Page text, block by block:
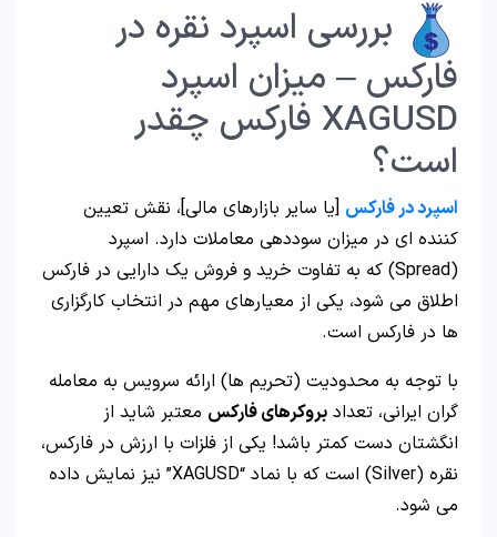
بررسی اسپرد نقره در
فارکس – میزان اسپرد
XAGUSD فارکس چقدر
است؟
اسپرد در فارکس [یا سایر بازارهای مالی]، نقش تعیین
کننده ای در میزان سوددهی معاملات دارد. اسپرد
(Spread) که به تفاوت خرید و فروش یک دارایی در فارکس
اطلاق می شود، یکی از معیارهای مهم در انتخاب کارگزاری
ها در فارکس است.
با توجه به محدودیت (تحریم ها) ارائه سرویس به معامله
گران ایرانی، تعداد بروکرهای فارکس معتبر شاید از
انگشتان دست کمتر باشد! یکی از فلزات با ارزش در فارکس،
نقره (Silver) است که با نماد “XAGUSD” نیز نمایش داده
می شود.